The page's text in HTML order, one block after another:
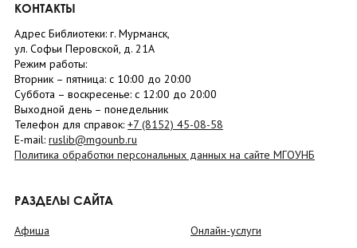
КОНТАКТЫ
Адрес Библиотеки: г. Мурманск,
ул. Софьи Перовской, д. 21А
Режим работы:
Вторник – пятница: с 10:00 до 20:00
Суббота – воскресенье: c 12:00 до 20:00
Выходной день – понедельник
Телефон для справок: +7 (8152) 45-08-58
E-mail: ruslib@mgounb.ru
Политика обработки персональных данных на сайте МГОУНБ
РАЗДЕЛЫ САЙТА
Афиша
Онлайн-услуги